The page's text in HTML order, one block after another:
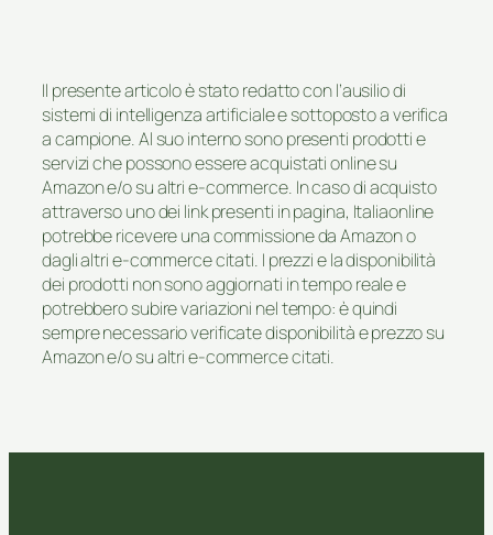
Il presente articolo è stato redatto con l’ausilio di
sistemi di intelligenza artificiale e sottoposto a verifica
a campione. Al suo interno sono presenti prodotti e
servizi che possono essere acquistati online su
Amazon e/o su altri e-commerce. In caso di acquisto
attraverso uno dei link presenti in pagina, Italiaonline
potrebbe ricevere una commissione da Amazon o
dagli altri e-commerce citati. I prezzi e la disponibilità
dei prodotti non sono aggiornati in tempo reale e
potrebbero subire variazioni nel tempo: è quindi
sempre necessario verificate disponibilità e prezzo su
Amazon e/o su altri e-commerce citati.